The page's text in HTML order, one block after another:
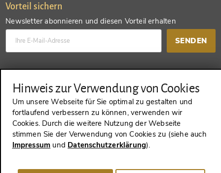
Vorteil sichern
Newsletter abonnieren und diesen Vorteil erhalten
SENDEN
Konto anlegen und einen anderen Vorteil erhalten
SENDEN
VERTRAG WIDERRUFEN
Hinweis zur Verwendung von Cookies
Um unsere Webseite für Sie optimal zu gestalten und
fortlaufend verbessern zu können, verwenden wir
Cookies. Durch die weitere Nutzung der Webseite
stimmen Sie der Verwendung von Cookies zu (siehe auch
Impressum und Datenschutzerklärung).